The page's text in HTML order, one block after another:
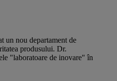
un nou departament de
produsului. Dr.
"laboratoare de inovare" în